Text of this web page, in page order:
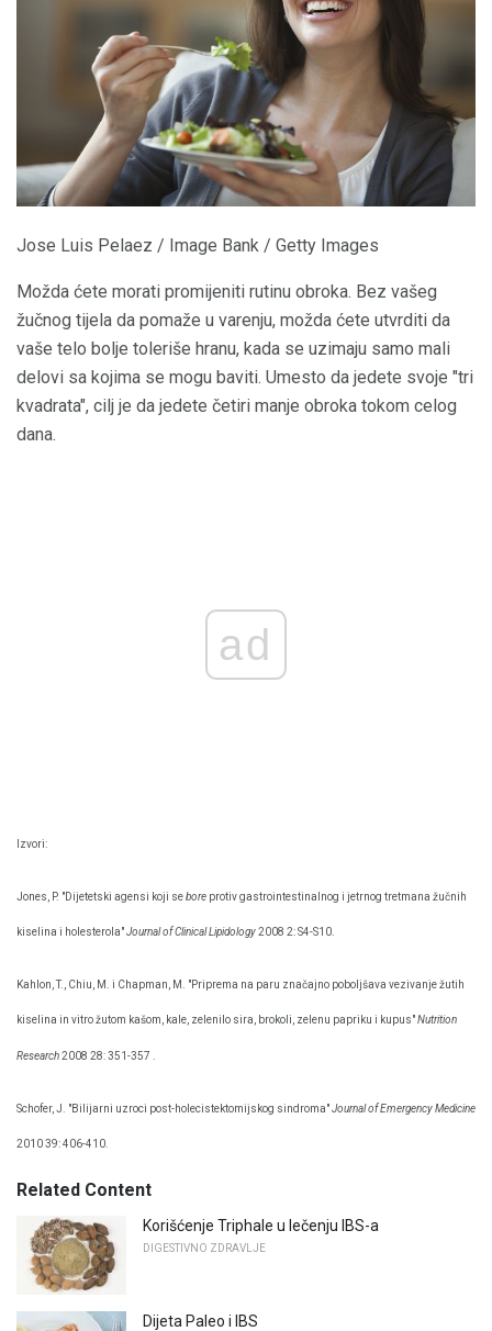
Jose Luis Pelaez / Image Bank / Getty Images
Možda ćete morati promijeniti rutinu obroka. Bez vašeg
žučnog tijela da pomaže u varenju, možda ćete utvrditi da
vaše telo bolje toleriše hranu, kada se uzimaju samo mali
delovi sa kojima se mogu baviti. Umesto da jedete svoje "tri
kvadrata", cilj je da jedete četiri manje obroka tokom celog
dana.
ad
Izvori:
Jones, P. "Dijetetski agensi koji sebore protiv gastrointestinalnog i jetrnog tretmana žučnih
kiselina i holesterola"Journal of Clinical Lipidology2008 2: S4-S10.
Kahlon, T., Chiu, M. i Chapman, M. "Priprema na paru značajno poboljšava vezivanje žutih
kiselina in vitro žutom kašom, kale, zelenilo sira, brokoli, zelenu papriku i kupus"Nutrition
Research2008 28: 351-357 .
Schofer, J. "Bilijarni uzroci post-holecistektomijskog sindroma"Journal of Emergency Medicine
2010 39: 406-410.
Related Content
Korišćenje Triphale u lečenju IBS-a
DIGESTIVNO ZDRAVLJE
Dijeta Paleo i IBS